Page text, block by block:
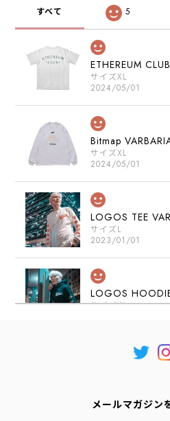
すべて 5
ETHEREUM
サイズXL
2024/05/01
Bitmap
サイズXL
2024/05/01
LOGOS TEE
サイズL
2023/01/01
LOGOS
サイズXL
メールマガジン